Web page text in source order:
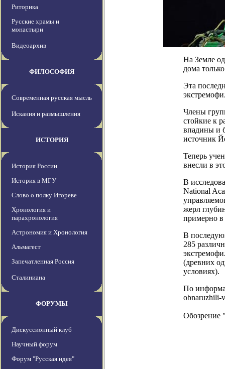
Риторика
Русские храмы и
монастыри
Видеоархив
ФИЛОСОФИЯ
Современная русская мысль
Искания и размышления
ИСТОРИЯ
История России
История в МГУ
Слово о полку Игореве
Хронология и
парахронология
Астрономия и Хронология
Альмагест
Запечатленная Россия
Сталиниана
ФОРУМЫ
Дискуссионный клуб
Научный форум
Форум "Русская идея"
На Земле
дома
Эта
Члены
стойкие к
впадины и
источник
Теперь
внесли в
В
National
жерл
примерно в
В
285
(древних
условиях).
По
obnaruzhili-
Обозрение